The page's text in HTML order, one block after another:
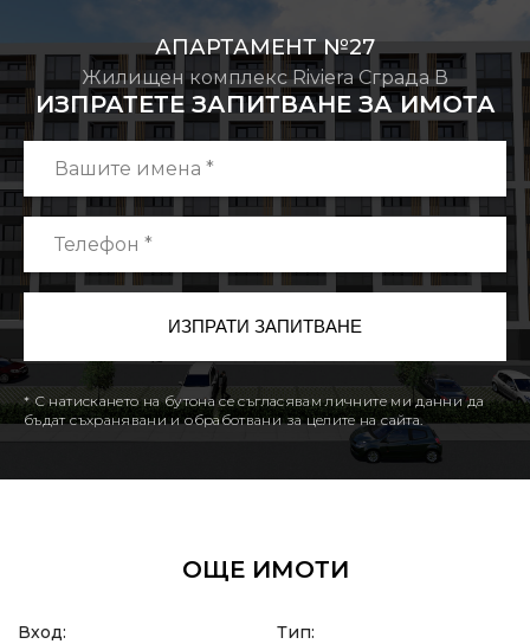
АПАРТАМЕНТ №27
Жилищен комплекс Riviera Сграда В
ИЗПРАТЕТЕ ЗАПИТВАНЕ ЗА ИМОТА
* С натискането на бутона се съгласявам личните ми данни да
бъдат съхранявани и обработвани за целите на сайта.
ОЩЕ ИМОТИ
Вход: Тип: